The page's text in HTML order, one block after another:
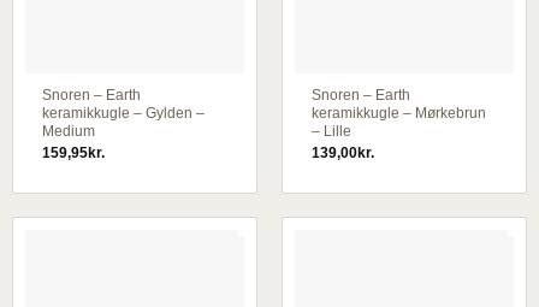
Snoren – Earth
keramikkugle – Gylden –
Medium
159,95kr.
Snoren – Earth
keramikkugle – Mørkebrun
– Lille
139,00kr.